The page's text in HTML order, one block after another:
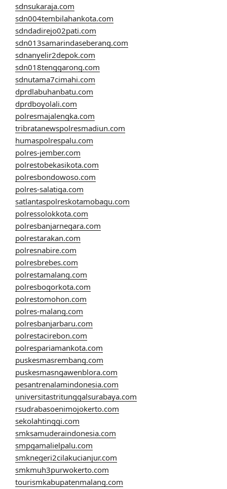
sdnsukaraja.com
sdn004tembilahankota.com
sdndadirejo02pati.com
sdn013samarindaseberang.com
sdnanyelir2depok.com
sdn018tenggarong.com
sdnutama7cimahi.com
dprdlabuhanbatu.com
dprdboyolali.com
polresmajalengka.com
tribratanewspolresmadiun.com
humaspolrespalu.com
polres-jember.com
polrestobekasikota.com
polresbondowoso.com
polres-salatiga.com
satlantaspolreskotamobagu.com
polressolokkota.com
polresbanjarnegara.com
polrestarakan.com
polresnabire.com
polresbrebes.com
polrestamalang.com
polresbogorkota.com
polrestomohon.com
polres-malang.com
polresbanjarbaru.com
polrestacirebon.com
polrespariamankota.com
puskesmasrembang.com
puskesmasngawenblora.com
pesantrenalamindonesia.com
universitastritunggalsurabaya.com
rsudrabasoenimojokerto.com
sekolahtinggi.com
smksamuderaindonesia.com
smpgamalielpalu.com
smknegeri2cilakucianjur.com
smkmuh3purwokerto.com
tourismkabupatenmalang.com